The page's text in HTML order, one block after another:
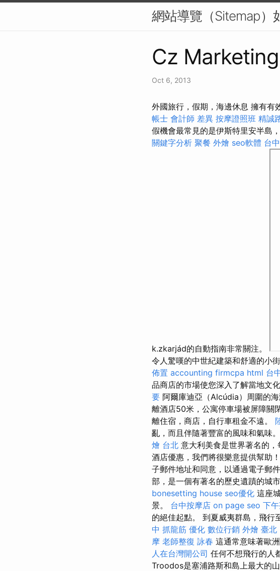
網站導覽（Sitemap）
Cz
Oct 6, 2013
外國旅行，假期，海邊休息 擁有有
帳士 會計師 差異 按摩證照班 精誠
假機會最常見的是伊斯特里安半島
關鍵字分析 聚餐 外燴 seo軟體 台
k.zkarjád的自動指南非常關注。
令人驚嘆的中世紀建築和舒適的小
佈置 accounting firmcpa html 台
品商店的市場使您深入了解當地文
要 阿爾庫迪亞（Alcúdia）周圍的
離酒店50米，公寓停車場被屏障關
離住宿，商店，自行車租金不遠。
亂，而且伴隨著豐富的風味和氣味。
燴 台北 意大利美食是世界著名的
酒店優惠，我們將很樂意提供幫助！
子郵件地址和同意，以通過電子郵
部，是一個有著名的歷史遺蹟的城
bonesetting house seo優化 這座
景。 台中按摩店 on page seo 下
的絕佳起點。 到夏威夷群島，飛行
中 抓龍筋 優化 數位行銷 外燴 臺北
摩 老師整復 詠春 這通常意味著歐
人在台灣開公司 任何不想飛行的人
Troodos是塞浦路斯和島上最大的山